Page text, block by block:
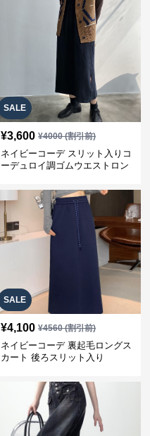
SALE
¥3,600 ¥4000(割引前)
ネイビーコーデ スリット入りコ
ーデュロイ調ゴムウエストロン
SALE
¥4,100 ¥4560(割引前)
ネイビーコーデ 裏起毛ロングス
カート 後ろスリット入り